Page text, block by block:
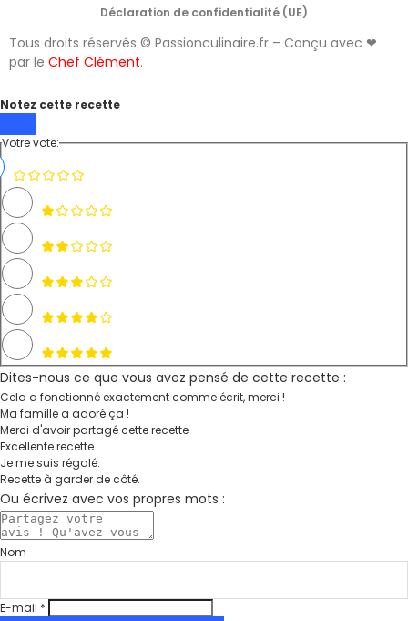
Déclaration de confidentialité (UE)
Tous droits réservés © Passionculinaire.fr – Conçu avec ❤
par le Chef Clément.
Notez cette recette
Votre vote:
Dites-nous ce que vous avez pensé de cette recette :
Cela a fonctionné exactement comme écrit, merci !
Ma famille a adoré ça !
Merci d'avoir partagé cette recette
Excellente recette.
Je me suis régalé.
Recette à garder de côté.
Ou écrivez avec vos propres mots :
Nom
E-mail *